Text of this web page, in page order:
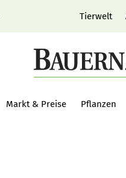
Tierwelt
Markt & Preise Pflanzen